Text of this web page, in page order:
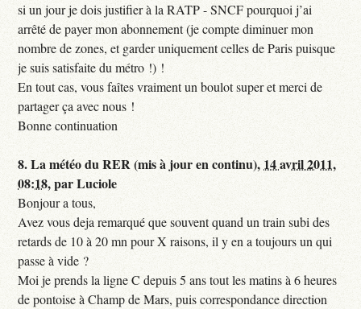
si un jour je dois justifier à la RATP - SNCF pourquoi j’ai
arrêté de payer mon abonnement (je compte diminuer mon
nombre de zones, et garder uniquement celles de Paris puisque
je suis satisfaite du métro !) !
En tout cas, vous faîtes vraiment un boulot super et merci de
partager ça avec nous !
Bonne continuation
8.La météo du RER (mis à jour en continu), 14 avril 2011,
08:18,parLuciole
Bonjour a tous,
Avez vous deja remarqué que souvent quand un train subi des
retards de 10 à 20 mn pour X raisons, il y en a toujours un qui
passe à vide ?
Moi je prends la ligne C depuis 5 ans tout les matins à 6 heures
de pontoise à Champ de Mars, puis correspondance direction